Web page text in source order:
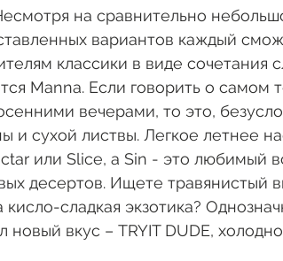
на сравнительно
вариантов каждый
классики в виде сочетания
Manna. Если говорить о самом
вечерами, то это,
и сухой листвы. Легкое летнее
или Slice, а Sin - это любимый
десертов. Ищете травянистый
сладкая экзотика?
вкус – TRYIT DUDE,